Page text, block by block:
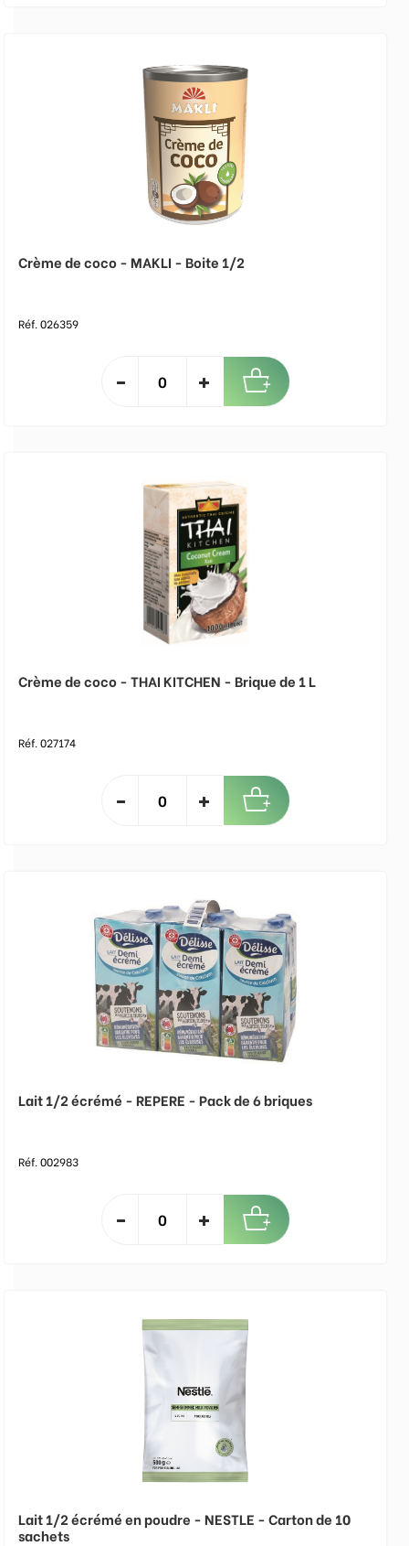
Crème de coco - MAKLI - Boite 1/2
Réf. 026359
Crème de coco - THAI KITCHEN - Brique de 1 L
Réf. 027174
Lait 1/2 écrémé - REPERE - Pack de 6 briques
Réf. 002983
Lait 1/2 écrémé en poudre - NESTLE - Carton de 10
sachets